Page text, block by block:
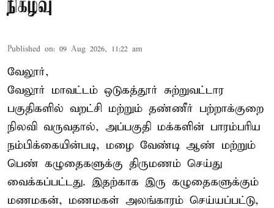
நிகழ்வு
Published on: 09 Aug 2026, 11:22 am
வேலூர்,
வேலூர் மாவட்டம் ஒடுகத்தூர் சுற்றுவட்டார
பகுதிகளில் வறட்சி மற்றும் தண்ணீர் பற்றாக்குறை
நிலவி வருவதால், அப்பகுதி மக்களின் பாரம்பரிய
நம்பிக்கையின்படி, மழை வேண்டி ஆண் மற்றும்
பெண் கழுதைகளுக்கு திருமணம் செய்து
வைக்கப்பட்டது. இதற்காக இரு கழுதைகளுக்கும்
மணமகன், மணமகள் அலங்காரம் செய்யப்பட்டு,